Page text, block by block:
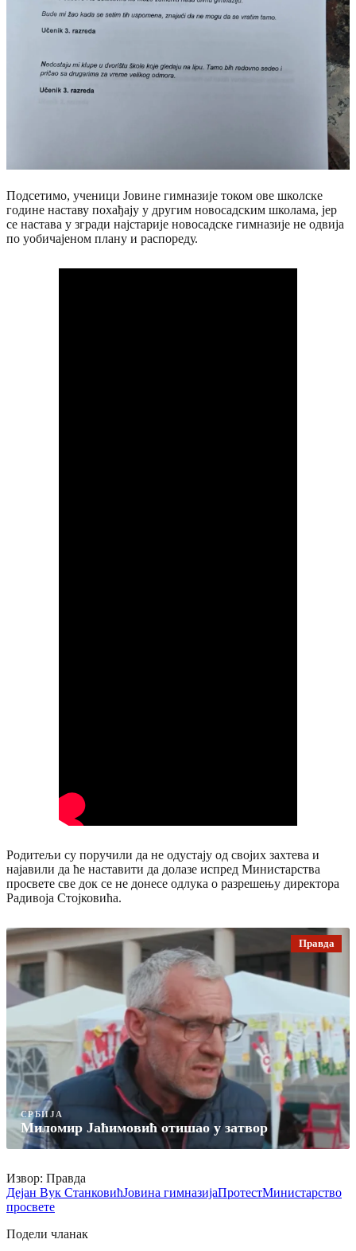
Подсетимо, ученици Јовине гимназије током ове школске
године наставу похађају у другим новосадским школама, јер
се настава у згради најстарије новосадске гимназије не одвија
по уобичајеном плану и распореду.
Родитељи су поручили да не одустају од својих захтева и
најавили да ће наставити да долазе испред Министарства
просвете све док се не донесе одлука о разрешењу директора
Радивоја Стојковића.
Правда
СРБИЈА
Миломир Јаћимовић отишао у затвор
Извор: Правда
Дејан Вук СтанковићЈовина гимназијаПротестМинистарство
просвете
Подели чланак